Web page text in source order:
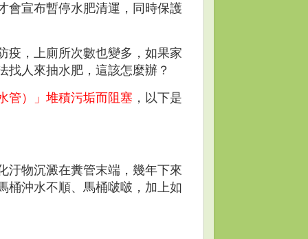
會宣布暫停水肥清運，同時保護
疫，上廁所次數也變多，如果家
找人來抽水肥，這該怎麼辦？
管）」堆積污垢而阻塞 ，以下是
汙物沉澱在糞管末端，幾年下來
桶沖水不順、馬桶啵啵，加上如